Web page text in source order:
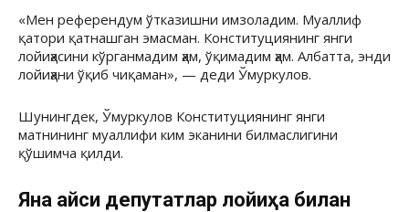
«Мен референдум ўтказишни имзоладим. Муаллиф
қатори қатнашган эмасман. Конституциянинг янги
лойиҳасини кўрганмадим ҳам, ўқимадим ҳам. Албатта, энди
лойиҳани ўқиб чиқаман», — деди Ўмуркулов.
Шунингдек, Ўмуркулов Конституциянинг янги
матнининг муаллифи ким эканини билмаслигини
қўшимча қилди.
Яна қайси депутатлар лойиҳа билан